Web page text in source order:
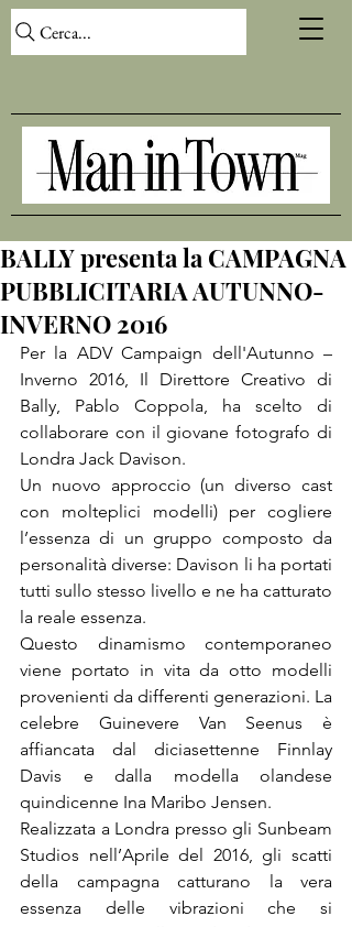
Cerca...
BALLY presenta la CAMPAGNA
PUBBLICITARIA AUTUNNO-
INVERNO 2016
Per la ADV Campaign dell'Autunno –
Inverno 2016, Il Direttore Creativo di
Bally, Pablo Coppola, ha scelto di
collaborare con il giovane fotografo di
Un nuovo approccio (un diverso cast
con molteplici modelli) per cogliere
l’essenza di un gruppo composto da
personalità diverse: Davison li ha portati
tutti sullo stesso livello e ne ha catturato
Questo dinamismo contemporaneo
viene portato in vita da otto modelli
provenienti da differenti generazioni. La
celebre Guinevere Van Seenus è
affiancata dal diciasettenne Finnlay
Davis e dalla modella olandese
Realizzata a Londra presso gli Sunbeam
Studios nell’Aprile del 2016, gli scatti
della campagna catturano la vera
essenza delle vibrazioni che si